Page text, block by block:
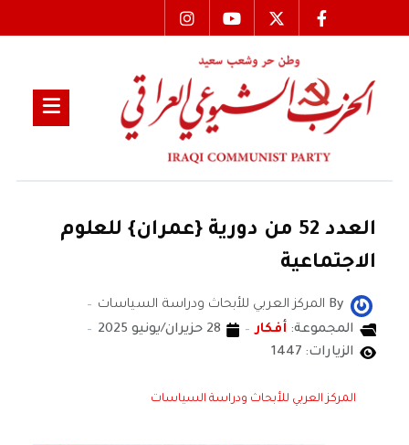
العدد 52 من دورية {عمران} للعلوم
الاجتماعية
By المركز العربي للأبحاث ودراسة السياسات
المجموعة: أفكار
28 حزيران/يونيو 2025
الزيارات: 1447
المركز العربي للأبحاث ودراسة السياسات